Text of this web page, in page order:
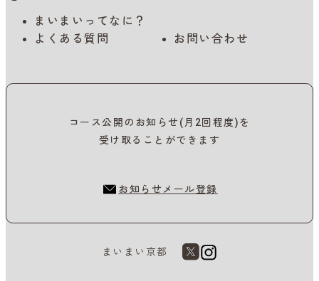
まいまいってなに？
よくある質問
お問い合わせ
コース公開のお知らせ(月2回程度)を
受け取ることができます
お知らせメール登録
まいまい京都